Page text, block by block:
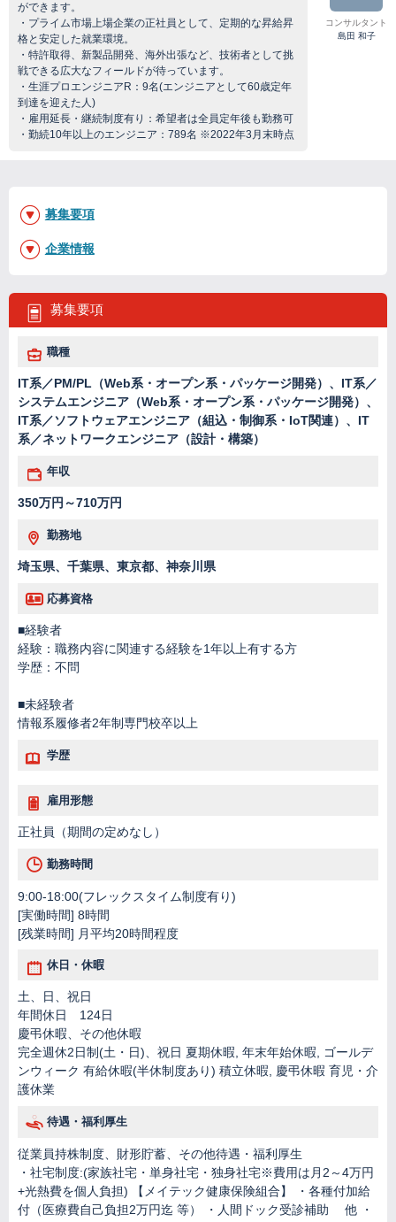
ができます。
・プライム市場上場企業の正社員として、定期的な昇給昇
格と安定した就業環境。
・特許取得、新製品開発、海外出張など、技術者として挑
戦できる広大なフィールドが待っています。
・生涯プロエンジニアR：9名(エンジニアとして60歳定年
到達を迎えた人)
・雇用延長・継続制度有り：希望者は全員定年後も勤務可
・勤続10年以上のエンジニア：789名 ※2022年3月末時点
コンサルタント
島田 和子
募集要項
職種
IT系／PM/PL（Web系・オープン系・パッケージ開発）、IT系／
システムエンジニア（Web系・オープン系・パッケージ開発）、
IT系／ソフトウェアエンジニア（組込・制御系・IoT関連）、IT
系／ネットワークエンジニア（設計・構築）
年収
350万円～710万円
勤務地
埼玉県、千葉県、東京都、神奈川県
応募資格
■経験者
経験：職務内容に関連する経験を1年以上有する方
学歴：不問
■未経験者
情報系履修者2年制専門校卒以上
学歴
雇用形態
正社員（期間の定めなし）
勤務時間
9:00-18:00(フレックスタイム制度有り)
[実働時間] 8時間
[残業時間] 月平均20時間程度
休日・休暇
土、日、祝日
年間休日 124日
慶弔休暇、その他休暇
完全週休2⽇制(土・⽇)、祝⽇ 夏期休暇, 年末年始休暇, ゴールデ
ンウィーク 有給休暇(半休制度あり) 積⽴休暇, 慶弔休暇 育児・介
護休業
待遇・福利厚生
従業員持株制度、財形貯蓄、その他待遇・福利厚生
・社宅制度:(家族社宅・単身社宅・独身社宅※費用は月2～4万円
+光熱費を個人負担) 【メイテック健康保険組合】 ・各種付加給
付（医療費自己負担2万円迄 等） ・人間ドック受診補助 他 ・
募集要項
企業情報